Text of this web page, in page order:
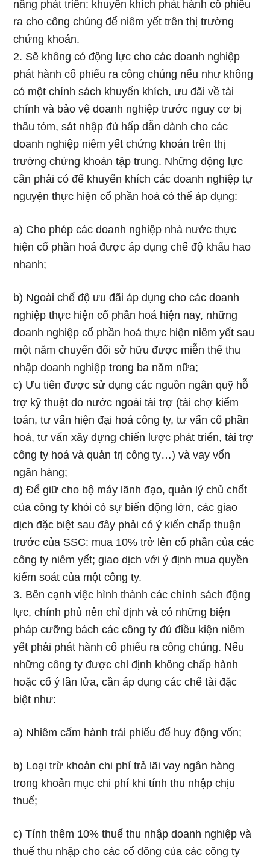
năng phát triển: khuyến khích phát hành cổ phiếu
ra cho công chúng để niêm yết trên thị trường
chứng khoán.
2. Sẽ không có động lực cho các doanh nghiệp
phát hành cổ phiếu ra công chúng nếu như không
có một chính sách khuyến khích, ưu đãi về tài
chính và bảo vệ doanh nghiệp trước nguy cơ bị
thâu tóm, sát nhập đủ hấp dẫn dành cho các
doanh nghiệp niêm yết chứng khoán trên thị
trường chứng khoán tập trung. Những động lực
cần phải có để khuyến khích các doanh nghiệp tự
nguyện thực hiện cổ phần hoá có thể áp dụng:
a) Cho phép các doanh nghiệp nhà nước thực
hiện cổ phần hoá được áp dụng chế độ khấu hao
nhanh;
b) Ngoài chế độ ưu đãi áp dụng cho các doanh
nghiệp thực hiện cổ phần hoá hiện nay, những
doanh nghiệp cổ phần hoá thực hiện niêm yết sau
một năm chuyển đổi sở hữu được miễn thế thu
nhập doanh nghiệp trong ba năm nữa;
c) Ưu tiên được sử dụng các nguồn ngân quỹ hỗ
trợ kỹ thuật do nước ngoài tài trợ (tài chợ kiểm
toán, tư vấn hiện đại hoá công ty, tư vấn cổ phần
hoá, tư vấn xây dựng chiến lược phát triển, tài trợ
công ty hoá và quản trị công ty…) và vay vốn
ngân hàng;
d) Để giữ cho bộ máy lãnh đạo, quản lý chủ chốt
của công ty khỏi có sự biến động lớn, các giao
dịch đặc biệt sau đây phải có ý kiến chấp thuận
trước của SSC: mua 10% trở lên cổ phần của các
công ty niêm yết; giao dịch với ý định mua quyền
kiểm soát của một công ty.
3. Bên cạnh việc hình thành các chính sách động
lực, chính phủ nên chỉ định và có những biện
pháp cưỡng bách các công ty đủ điều kiện niêm
yết phải phát hành cổ phiếu ra công chúng. Nếu
những công ty được chỉ định không chấp hành
hoặc cố ý lần lửa, cần áp dụng các chế tài đặc
biệt như:
a) Nhiêm cấm hành trái phiếu để huy động vốn;
b) Loại trừ khoản chi phí trả lãi vay ngân hàng
trong khoản mục chi phí khi tính thu nhập chịu
thuế;
c) Tính thêm 10% thuế thu nhập doanh nghiệp và
thuế thu nhập cho các cổ đông của các công ty